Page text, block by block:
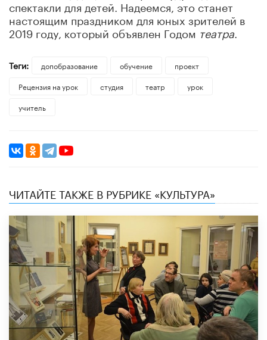
спектакли для детей. Надеемся, это станет
настоящим праздником для юных зрителей в
2019 году, который объявлен Годом театра
Теги: допобразование обучение
проект
Рецензия на урок
студия театр
урок
учитель
ЧИТАЙТЕ ТАКЖЕ В РУБРИКЕ «КУЛЬТУРА»